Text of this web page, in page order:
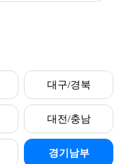
대구/경북
대전/충남
경기남부